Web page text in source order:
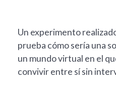
Un experimento
prueba cómo sería una
un mundo virtual en el
convivir entre sí sin